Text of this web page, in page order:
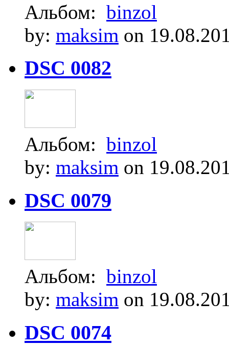
Альбом: binzol
by: maksim on
DSC 0082
Альбом: binzol
by: maksim on
DSC 0079
Альбом: binzol
by: maksim on
DSC 0074